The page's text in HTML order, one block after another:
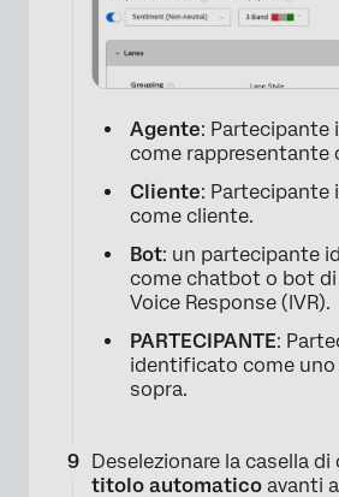
Agente:
come rappresentante
Cliente:
come cliente.
Bot: un partecipante
come chatbot o bot
Voice Response (IVR).
PARTECIPANTE:
identificato come uno
sopra.
Deselezionare la casella
titolo automatico avanti